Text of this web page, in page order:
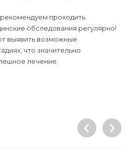
проходить
обследования регулярно!
выявить возможные
что значительно
лечение.